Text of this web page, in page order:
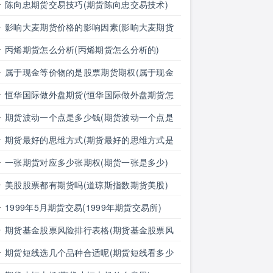
息对外汇期货价格的影响有哪些)
陈向忠期货交易技巧(期货陈向忠交易技术)
影响大麦期货价格的影响因素(影响大麦期货
价格的影响因素有哪些)
丙烯期货怎么分析(丙烯期货怎么分析的)
属于现金等价物的是股票期货期权(属于现金
等价物的是股票期货期权吗)
恒华国际做外盘期货(恒华国际做外盘期货怎
么样)
期货波动一个点是多少钱(期货波动一个点是
多少钱明细表)
期货最好的思维方式(期货最好的思维方式是
什么)
一张期货对应多少张期权(期货一张是多少)
美股股票都有期货吗(道琼斯指数期货美股)
1999年5月期货交易(1999年期货交易所)
期货基金股票风险排行表格(期货基金股票风
险排行表格图)
期货短线选几个品种合适呢(期货短线看多少